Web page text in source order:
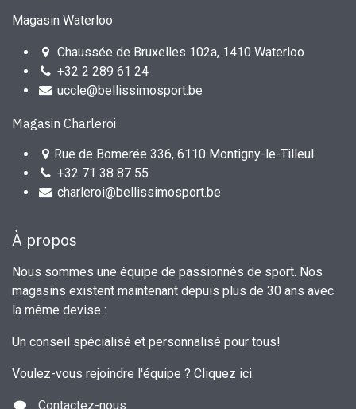
Magasin Waterloo
Chaussée de Bruxelles 102a, 1410 Waterloo
+32 2 289 61 24
uccle@bellissimosport.be
Magasin Charleroi
Rue de Bomerée 336, 6110 Montigny-le-Tilleul
+32 71 38 87 55
charleroi@bellissimosport.be
À propos
Nous sommes une équipe de passionnés de sport. Nos
magasins existent maintenant depuis plus de 30 ans avec
la même devise :
Un conseil spécialisé et personnalisé pour tous!
Voulez-vous rejoindre l'équipe ? Cliquez ici.
Contactez-nous